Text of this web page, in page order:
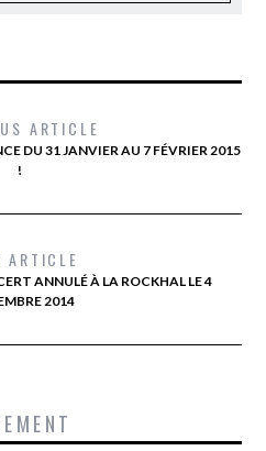
ARTICLE
DU 31 JANVIER AU 7 FÉVRIER 2015
ARTICLE
ANNULÉ À LA ROCKHAL LE 4
2014